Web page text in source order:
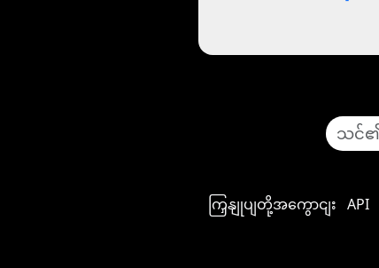
ကြှနျုပျတို့အကွောငျး API